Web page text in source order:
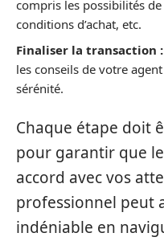
compris les possibilités
conditions d’achat, etc.
Finaliser la transaction :
les conseils de votre
sérénité.
Chaque étape doit
pour garantir que
accord avec vos
professionnel peut
indéniable en